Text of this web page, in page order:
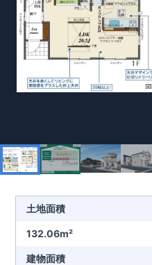
土地面積
132.06m²
建物面積